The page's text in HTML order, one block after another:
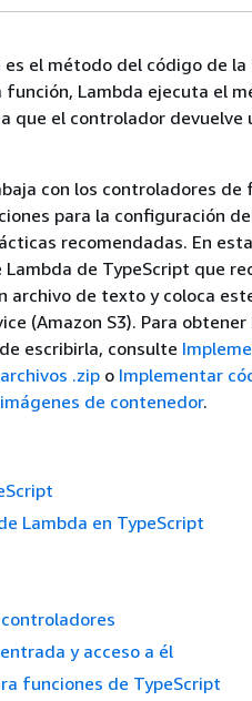
el método del código de la
función, Lambda ejecuta el
que el controlador devuelve
con los controladores de
para la configuración
recomendadas. En
de TypeScript que
archivo de texto y coloca
(Amazon S3). Para
escribirla, consulte
.zip o Implementar
de contenedor.
Lambda en TypeScript
y acceso a él
funciones de TypeScript